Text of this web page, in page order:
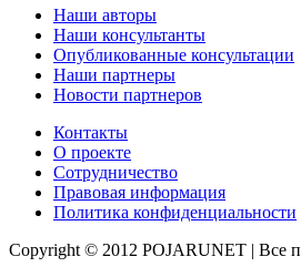
Наши авторы
Наши консультанты
Опубликованные консультации
Наши партнеры
Новости партнеров
Контакты
О проекте
Сотрудничество
Правовая информация
Политика конфиденциальности
Copyright © 2012 POJARUNET | Все